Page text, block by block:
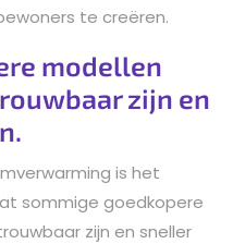
te creëren.
modellen
zijn en
is het
sommige goedkopere
zijn en sneller